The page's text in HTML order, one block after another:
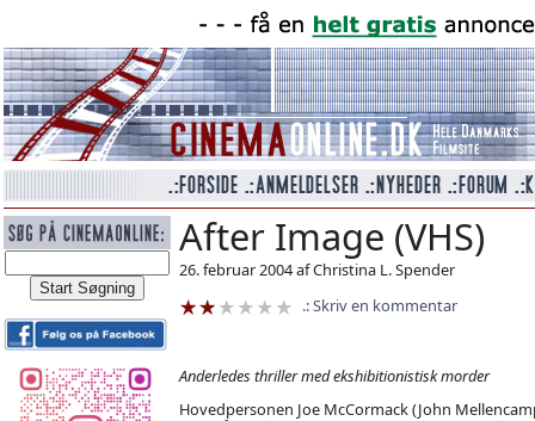
After Image (VHS)
26. februar 2004 af Christina L. Spender
Skriv en kommentar
Anderledes thriller med ekshibitionistisk morder
Hovedpersonen Joe McCormack (John